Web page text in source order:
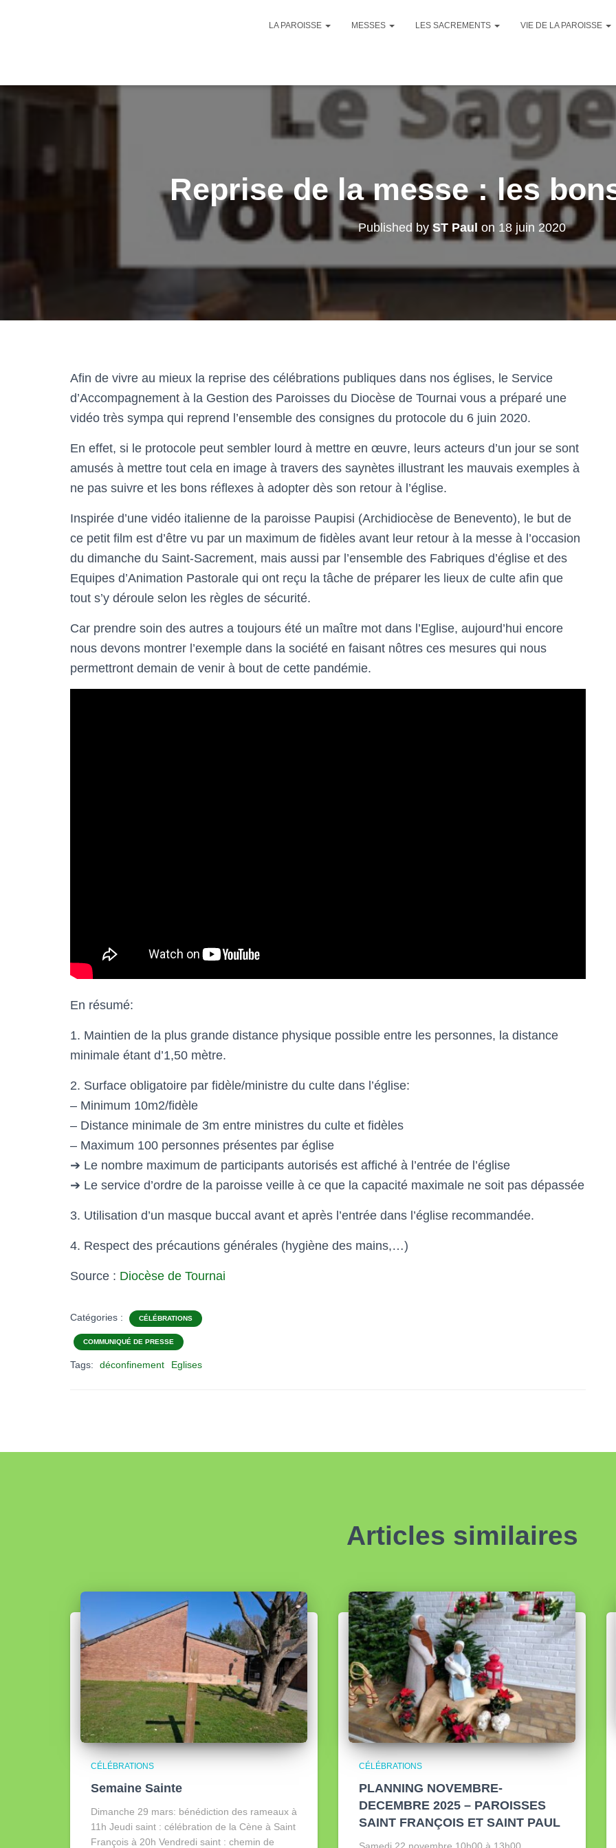
LA PAROISSE MESSES LES SACREMENTS VIE DE LA PAROISSE
Reprise de la messe : les
Published by ST Paul on 18 juin 2020
Afin de vivre au mieux la reprise des célébrations publiques dans nos églises, le Service
d’Accompagnement à la Gestion des Paroisses du Diocèse de Tournai vous a préparé une
vidéo très sympa qui reprend l’ensemble des consignes du protocole du 6 juin 2020.
En effet, si le protocole peut sembler lourd à mettre en œuvre, leurs acteurs d’un jour se sont
amusés à mettre tout cela en image à travers des saynètes illustrant les mauvais exemples à
ne pas suivre et les bons réflexes à adopter dès son retour à l’église.
Inspirée d’une vidéo italienne de la paroisse Paupisi (Archidiocèse de Benevento), le but de
ce petit film est d’être vu par un maximum de fidèles avant leur retour à la messe à l’occasion
du dimanche du Saint-Sacrement, mais aussi par l’ensemble des Fabriques d’église et des
Equipes d’Animation Pastorale qui ont reçu la tâche de préparer les lieux de culte afin que
tout s’y déroule selon les règles de sécurité.
Car prendre soin des autres a toujours été un maître mot dans l’Eglise, aujourd’hui encore
nous devons montrer l’exemple dans la société en faisant nôtres ces mesures qui nous
permettront demain de venir à bout de cette pandémie.
En résumé:
1. Maintien de la plus grande distance physique possible entre les personnes, la distance
minimale étant d’1,50 mètre.
2. Surface obligatoire par fidèle/ministre du culte dans l’église:
– Minimum 10m2/fidèle
– Distance minimale de 3m entre ministres du culte et fidèles
– Maximum 100 personnes présentes par église
➔ Le nombre maximum de participants autorisés est affiché à l’entrée de l’église
➔ Le service d’ordre de la paroisse veille à ce que la capacité maximale ne soit pas dépassée
3. Utilisation d’un masque buccal avant et après l’entrée dans l’église recommandée.
4. Respect des précautions générales (hygiène des mains,…)
Source : Diocèse de Tournai
Catégories : CÉLÉBRATIONS
COMMUNIQUÉ DE PRESSE
Tags: déconfinement Eglises
Articles similaires
CÉLÉBRATIONS
Semaine Sainte
Dimanche 29 mars: bénédiction des rameaux à
11h Jeudi saint : célébration de la Cène à Saint
François à 20h Vendredi saint : chemin de
CÉLÉBRATIONS
PLANNING NOVEMBRE-
DECEMBRE 2025 – PAROISSES
SAINT FRANÇOIS ET SAINT PAUL